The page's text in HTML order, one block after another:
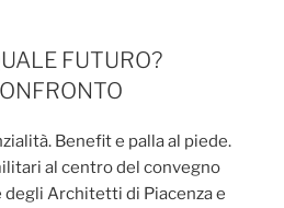
FUTURO?
Benefit e palla al piede.
al centro del convegno
degli Architetti di Piacenza e